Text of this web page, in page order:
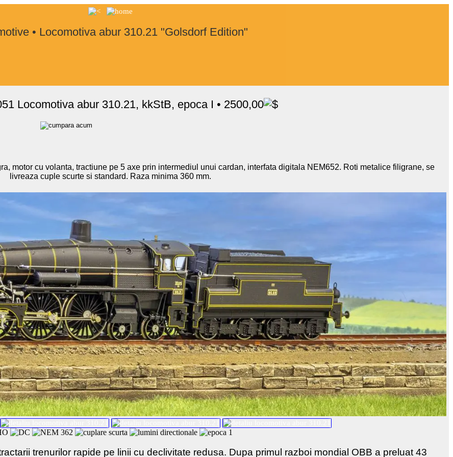
• Locomotiva abur 310.21 "Golsdorf Edition"
Locomotiva abur 310.21, kkStB, epoca I • 2500,00
motor cu volanta, tractiune pe 5 axe prin intermediul unui cardan, interfata digitala NEM652. Roti metalice filigrane, se
livreaza cuple scurte si standard. Raza minima 360 mm.
trenurilor rapide pe linii cu declivitate redusa. Dupa primul razboi mondial OBB a preluat 43